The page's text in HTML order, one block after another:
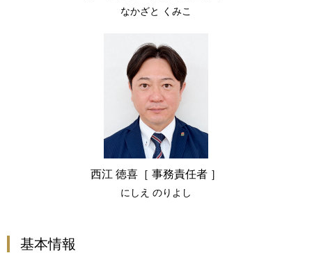
なかざと くみこ
西江 徳喜［ 事務責任者 ］
にしえ のりよし
基本情報